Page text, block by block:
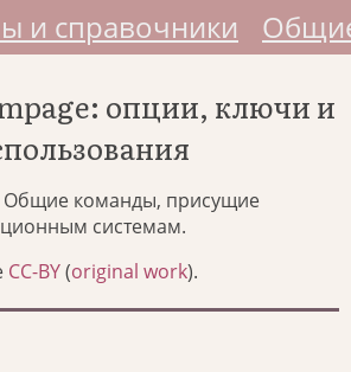
и справочники
опции, ключи и
Общие команды, присущие
системам.
CC-BY(original work).